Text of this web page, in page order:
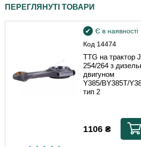
ПЕРЕГЛЯНУТІ ТОВАРИ
Код 14474
Є в наявності
TTG на трактор
254/264 з
двигуном
Y385/BY385T/
тип 2
1106 ₴